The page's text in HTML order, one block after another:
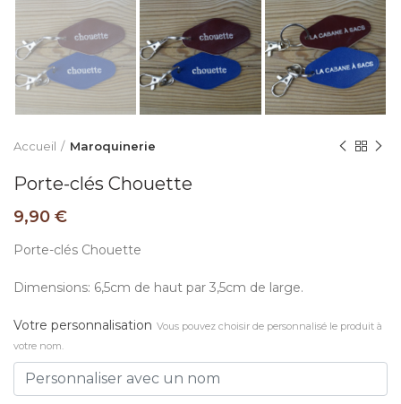
Accueil Maroquinerie
Porte-clés Chouette
9,90 €
Porte-clés Chouette
Dimensions: 6,5cm de haut par 3,5cm de large.
Votre personnalisation Vous pouvez choisir de personnalisé le produit à
votre nom.